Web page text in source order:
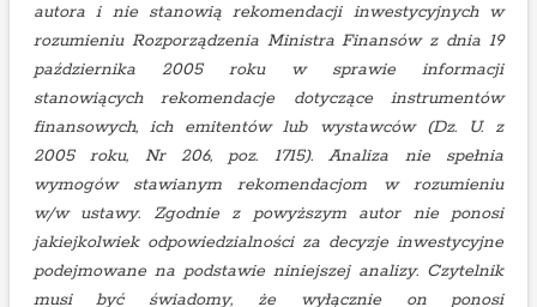
autora i nie stanowią rekomendacji inwestycyjnych w
rozumieniu Rozporządzenia Ministra Finansów z dnia 19
października 2005 roku w sprawie informacji
stanowiących rekomendacje dotyczące instrumentów
finansowych, ich emitentów lub wystawców (Dz. U. z
2005 roku, Nr 206, poz. 1715). Analiza nie spełnia
wymogów stawianym rekomendacjom w rozumieniu
w/w ustawy. Zgodnie z powyższym autor nie ponosi
jakiejkolwiek odpowiedzialności za decyzje inwestycyjne
podejmowane na podstawie niniejszej analizy. Czytelnik
musi być świadomy, że wyłącznie on ponosi